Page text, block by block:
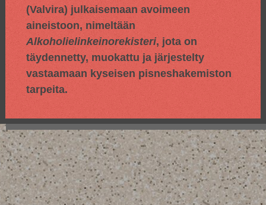
(Valvira) julkaisemaan avoimeen
aineistoon, nimeltään
Alkoholielinkeinorekisteri, jota on
täydennetty, muokattu ja järjestelty
vastaamaan kyseisen pisneshakemiston
tarpeita.